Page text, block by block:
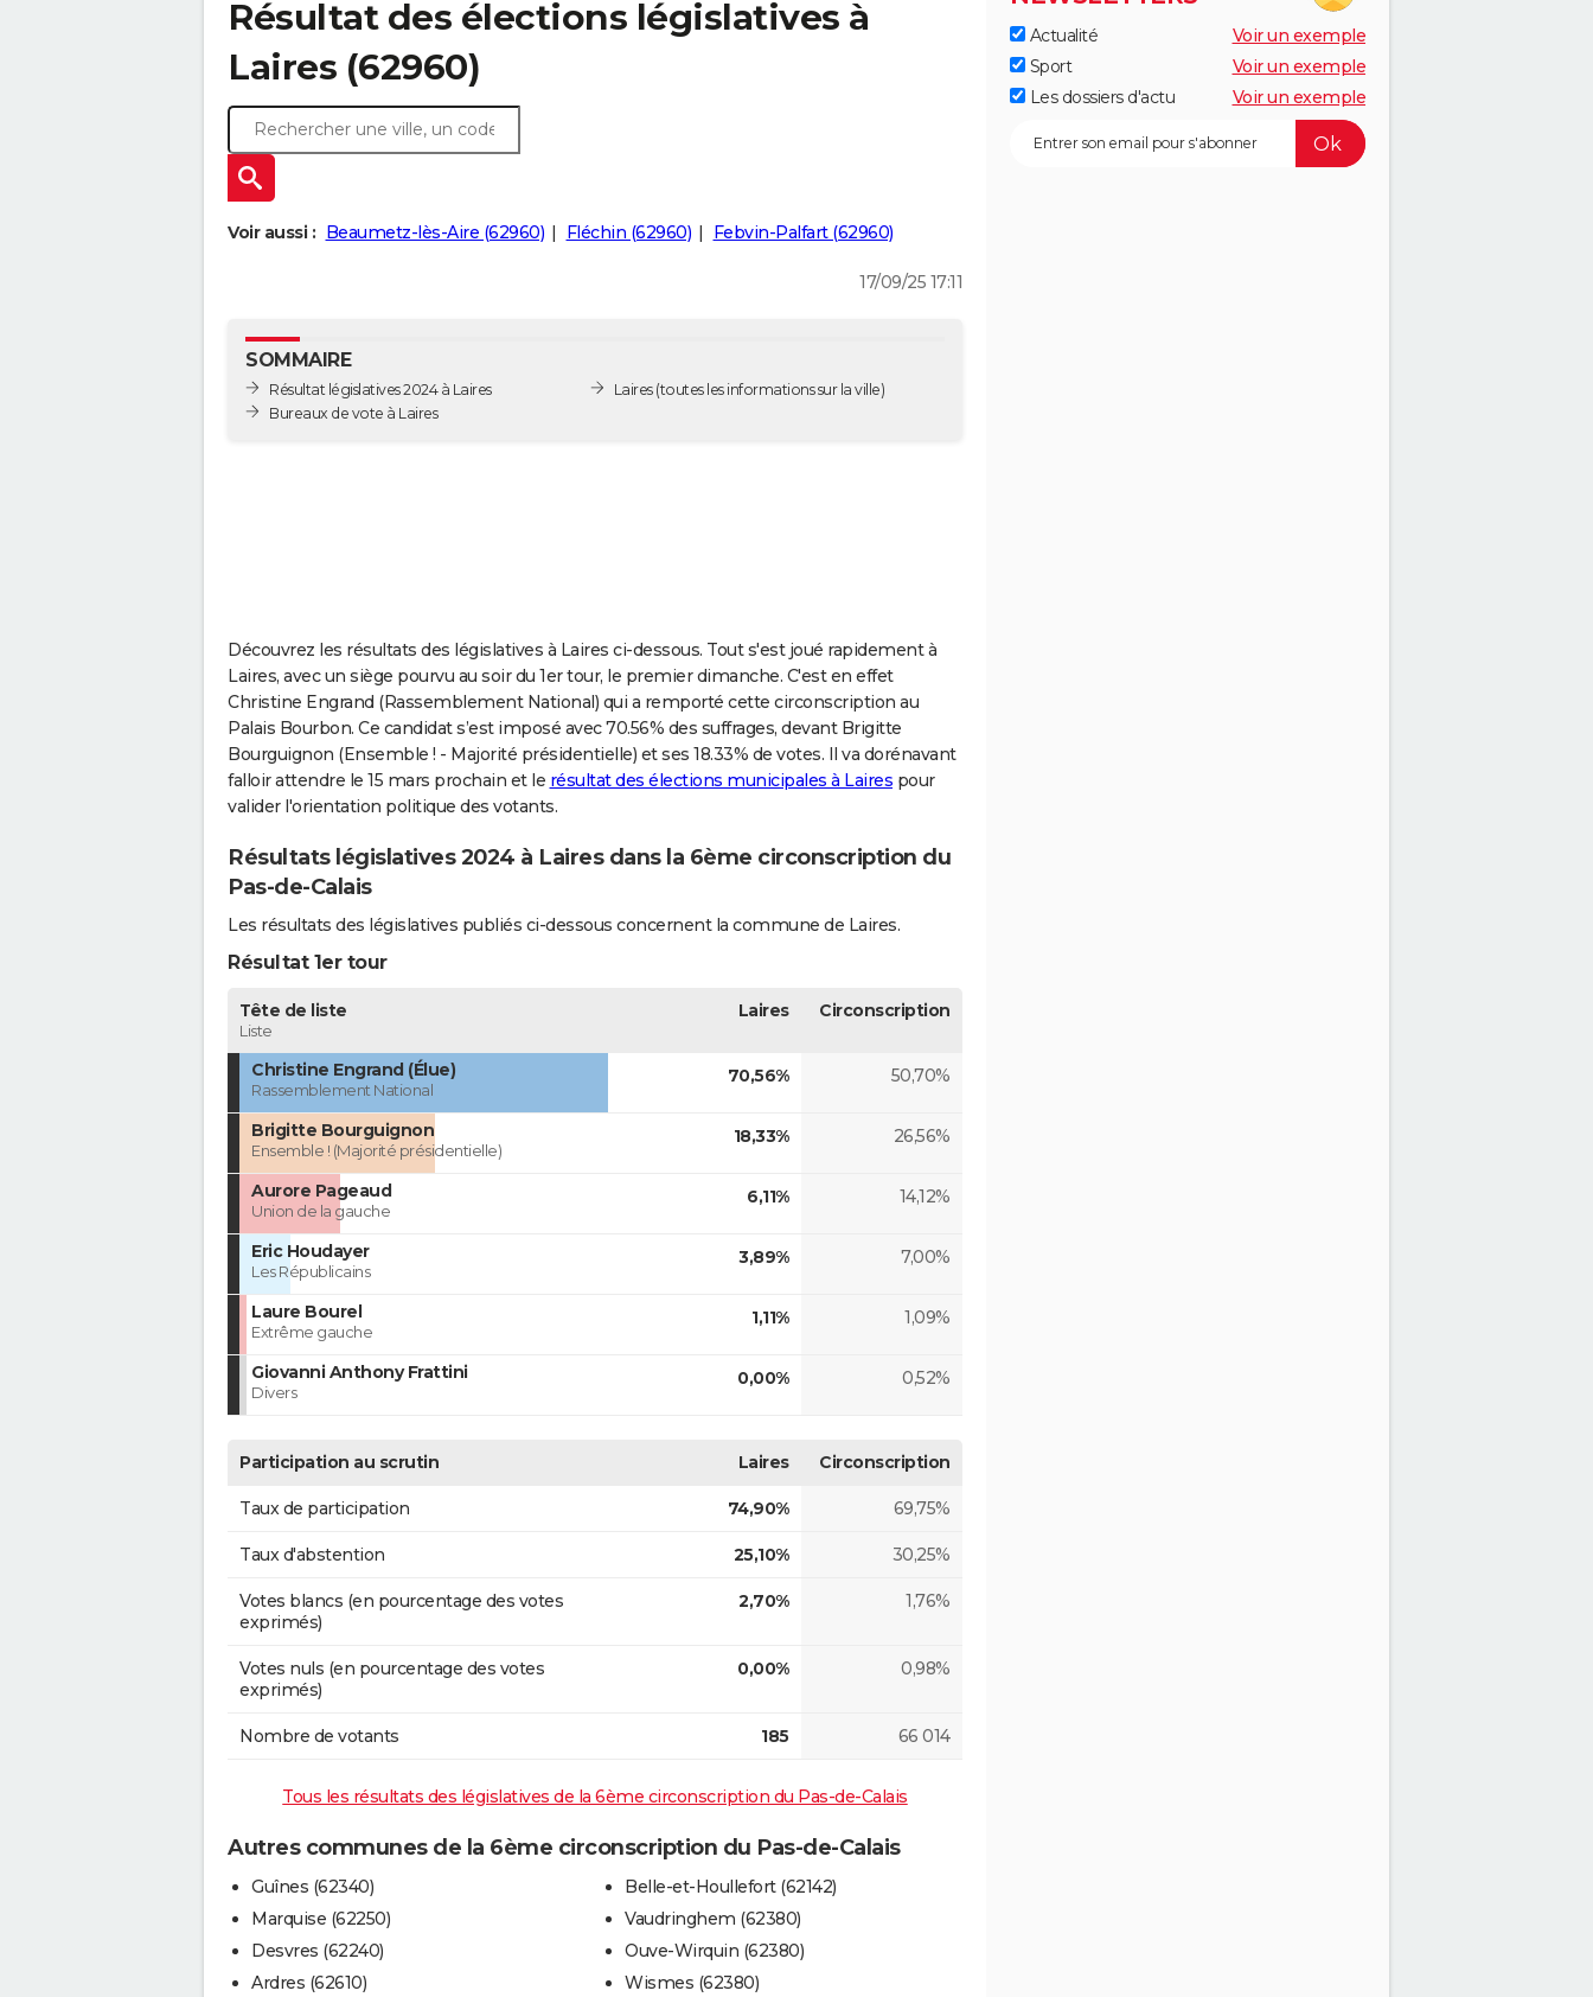
Résultat des élections législatives à
Laires (62960)
Voir aussi : Beaumetz-lès-Aire (62960) Fléchin (62960) Febvin-Palfart (62960)
17/09/25 17:11
SOMMAIRE
Résultat législatives 2024 à Laires
Bureaux de vote à Laires
Laires(toutes les informations sur la ville)
Découvrez les résultats des législatives à Laires ci-dessous. Tout s'est joué rapidement à
Laires, avec un siège pourvu au soir du 1er tour, le premier dimanche. C'est en effet
Christine Engrand (Rassemblement National) qui a remporté cette circonscription au
Palais Bourbon. Ce candidat s’est imposé avec 70.56% des suffrages, devant Brigitte
Bourguignon (Ensemble ! - Majorité présidentielle) et ses 18.33% de votes. Il va dorénavant
falloir attendre le 15 mars prochain et le résultat des élections municipales à Laires pour
valider l'orientation politique des votants.
Résultats législatives 2024 à Laires dans la 6ème circonscription du
Pas-de-Calais
Les résultats des législatives publiés ci-dessous concernent la commune de Laires.
Résultat 1er tour
Tête de liste
Liste
Laires Circonscription
Christine Engrand (Élue)
Rassemblement National
70,56% 50,70%
Brigitte Bourguignon
Ensemble ! (Majorité présidentielle)
18,33% 26,56%
Aurore Pageaud
Union de la gauche
6,11% 14,12%
Eric Houdayer
Les Républicains
3,89% 7,00%
Laure Bourel
Extrême gauche
1,11% 1,09%
Giovanni Anthony Frattini
Divers
0,00% 0,52%
Participation au scrutin Laires Circonscription
Taux de participation 74,90% 69,75%
Taux d'abstention 25,10% 30,25%
Votes blancs (en pourcentage des votes
exprimés)
2,70% 1,76%
Votes nuls (en pourcentage des votes
exprimés)
0,00% 0,98%
Nombre de votants 185 66 014
Tous les résultats des législatives de la 6ème circonscription du Pas-de-Calais
Autres communes de la 6ème circonscription du Pas-de-Calais
Guînes (62340)
Marquise (62250)
Desvres (62240)
Ardres (62610)
Belle-et-Houllefort (62142)
Vaudringhem (62380)
Ouve-Wirquin (62380)
Wismes (62380)
Actualité
Voir un exemple
Sport
Voir un exemple
Les dossiers d'actu
Voir un exemple